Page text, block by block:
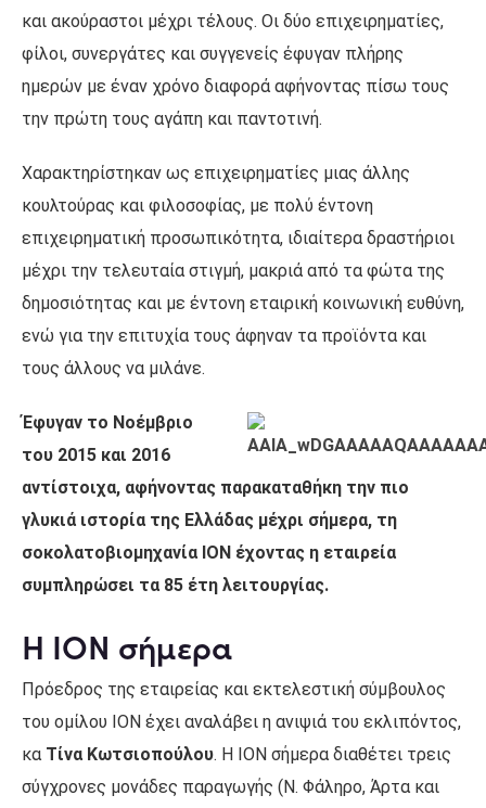
και ακούραστοι μέχρι τέλους. Οι δύο επιχειρηματίες,
φίλοι, συνεργάτες και συγγενείς έφυγαν πλήρης
ημερών με έναν χρόνο διαφορά αφήνοντας πίσω τους
την πρώτη τους αγάπη και παντοτινή.
Χαρακτηρίστηκαν ως επιχειρηματίες μιας άλλης
κουλτούρας και φιλοσοφίας, με πολύ έντονη
επιχειρηματική προσωπικότητα, ιδιαίτερα δραστήριοι
μέχρι την τελευταία στιγμή, μακριά από τα φώτα της
δημοσιότητας και με έντονη εταιρική κοινωνική ευθύνη,
ενώ για την επιτυχία τους άφηναν τα προϊόντα και
τους άλλους να μιλάνε.
Έφυγαν το Νοέμβριο
του 2015 και 2016
αντίστοιχα, αφήνοντας παρακαταθήκη την πιο
γλυκιά ιστορία της Ελλάδας μέχρι σήμερα, τη
σοκολατοβιομηχανία ΙΟΝ έχοντας η εταιρεία
συμπληρώσει τα 85 έτη λειτουργίας.
Η ΙΟΝ σήμερα
Πρόεδρος της εταιρείας και εκτελεστική σύμβουλος
του ομίλου ΙΟΝ έχει αναλάβει η ανιψιά του εκλιπόντος,
κα Τίνα Κωτσιοπούλου. Η ΙΟΝ σήμερα διαθέτει τρεις
σύγχρονες μονάδες παραγωγής (Ν. Φάληρο, Άρτα και